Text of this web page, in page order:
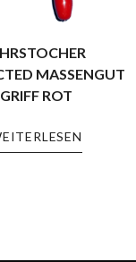
MASSENGUT
GRIFF ROT